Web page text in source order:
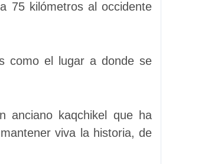
75 kilómetros al occidente
como el lugar a donde se
anciano kaqchikel que ha
viva la historia, de